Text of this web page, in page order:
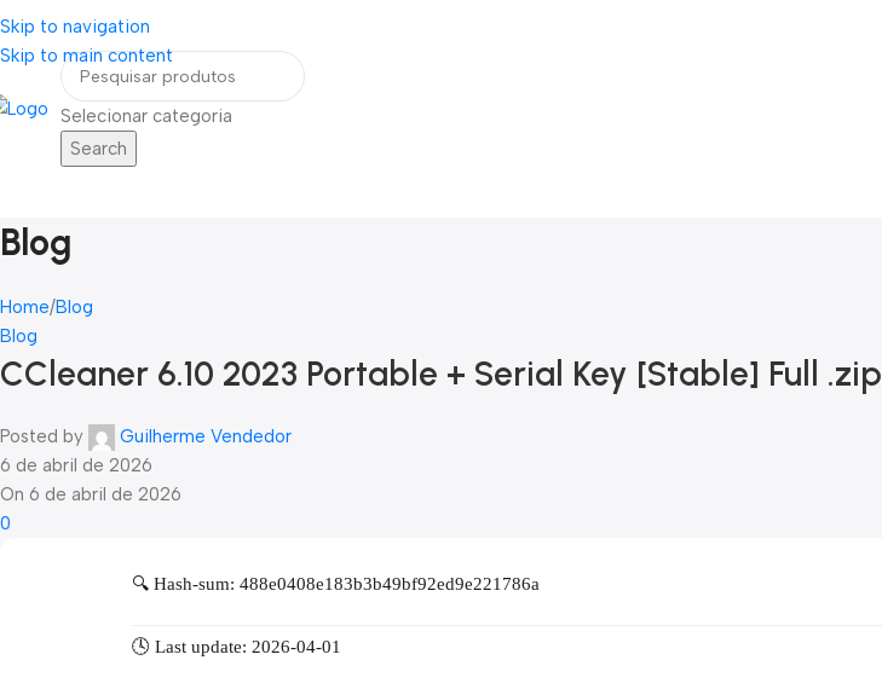
Skip to navigation
Skip to main content
um Vendedor FRETE GRÁTIS PARA TODOS OS PEDIDOS ACIMA DE R$ 900
Selecionar categoria
Search
Blog
Home Blog
Blog
CCleaner 6.10 2023 Portable + Serial Key [Stable] Full .zip
Posted by
Guilherme Vendedor
6 de abril de 2026
On 6 de abril de 2026
0
🔍 Hash-sum: 488e0408e183b3b49bf92ed9e221786a
🕓 Last update: 2026-04-01